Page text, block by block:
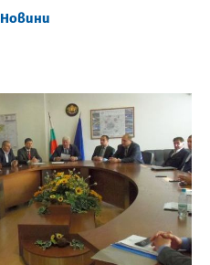
Новини